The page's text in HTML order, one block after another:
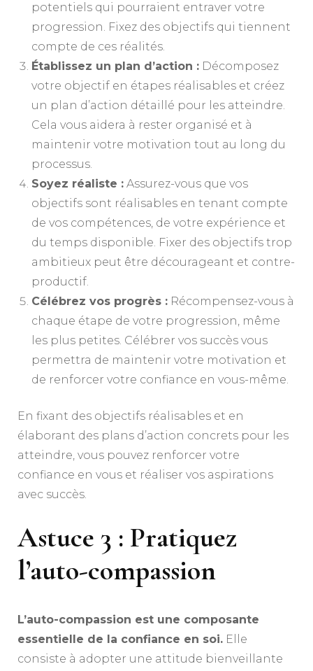
potentiels qui pourraient entraver votre
progression. Fixez des objectifs qui tiennent
compte de ces réalités.
Établissez un plan d’action : Décomposez
votre objectif en étapes réalisables et créez
un plan d’action détaillé pour les atteindre.
Cela vous aidera à rester organisé et à
maintenir votre motivation tout au long du
processus.
Soyez réaliste : Assurez-vous que vos
objectifs sont réalisables en tenant compte
de vos compétences, de votre expérience et
du temps disponible. Fixer des objectifs trop
ambitieux peut être décourageant et contre-
productif.
Célébrez vos progrès : Récompensez-vous à
chaque étape de votre progression, même
les plus petites. Célébrer vos succès vous
permettra de maintenir votre motivation et
de renforcer votre confiance en vous-même.
En fixant des objectifs réalisables et en
élaborant des plans d’action concrets pour les
atteindre, vous pouvez renforcer votre
confiance en vous et réaliser vos aspirations
avec succès.
Astuce 3 : Pratiquez
l’auto-compassion
L’auto-compassion est une composante
essentielle de la confiance en soi. Elle
consiste à adopter une attitude bienveillante